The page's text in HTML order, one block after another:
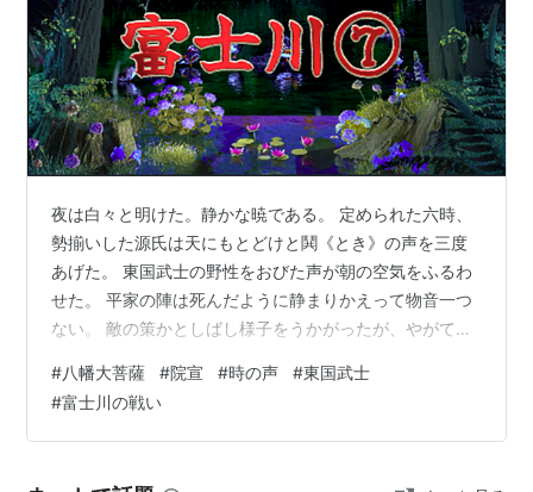
夜は白々と明けた。静かな暁である。 定められた六時、
勢揃いした源氏は天にもとどけと鬨《とき》の声を三度
あげた。 東国武士の野性をおびた声が朝の空気をふるわ
せた。 平家の陣は死んだように静まりかえって物音一つ
ない。 敵の策かとしばし様子をうかがったが、やがて偵
《あき》れ顔で報告すれば、やがて敵の忘れた鎧を手に
して戻るもの、 平家の大幕をかついで帰るもの、いずれ
も口を揃えていうのである。 「平家の陣には蠅一匹飛ん
#八幡大菩薩 #院宣 #時の声 #東国武士
#富士川の戦い